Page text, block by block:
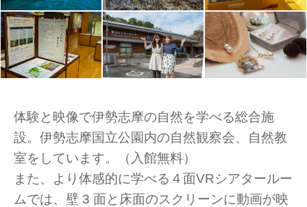
体験と映像で伊勢志摩の自然を学べる総合施
設。伊勢志摩国立公園内の自然観察会、自然教
室をしています。（入館無料）
また、より体感的に学べる４面VRシアタールー
ムでは、壁 3 面と床面のスクリーンに動画が映